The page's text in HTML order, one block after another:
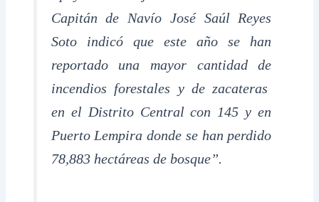
Capitán de Navío José Saúl Reyes
Soto indicó que este año se han
reportado una mayor cantidad de
incendios forestales y de zacateras
en el Distrito Central con 145 y en
Puerto Lempira donde se han perdido
78,883 hectáreas de bosque”.